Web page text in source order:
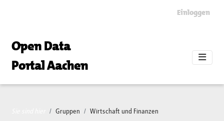
Einloggen
Open Data
Portal Aachen
Gruppen Wirtschaft und Finanzen